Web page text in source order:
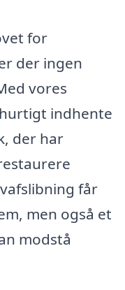
for
der ingen
vores
indhente
der har
får
men også et
modstå